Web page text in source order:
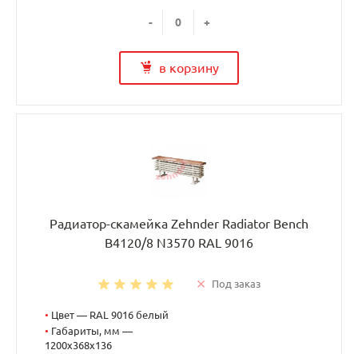
- +
в корзину
Радиатор-скамейка Zehnder Radiator Bench
B4120/8 N3570 RAL 9016
Под заказ
• Цвет — RAL 9016 белый
• Габариты, мм —
1200x368x136